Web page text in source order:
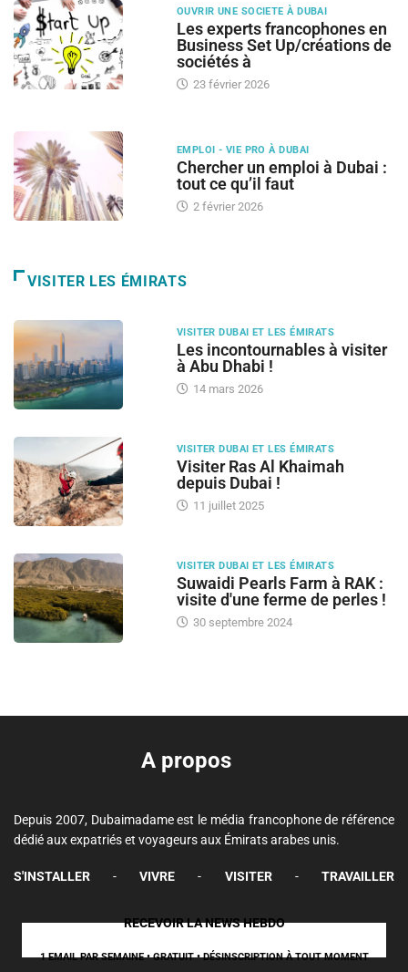
OUVRIR UNE SOCIETE À DUBAI
Les experts francophones en
Business Set Up/créations de
sociétés à
23 février 2026
EMPLOI - VIE PRO À DUBAI
Chercher un emploi à Dubai :
tout ce qu’il faut
2 février 2026
VISITER LES ÉMIRATS
VISITER DUBAI ET LES ÉMIRATS
Les incontournables à visiter
à Abu Dhabi !
14 mars 2026
VISITER DUBAI ET LES ÉMIRATS
Visiter Ras Al Khaimah
depuis Dubai !
11 juillet 2025
VISITER DUBAI ET LES ÉMIRATS
Suwaidi Pearls Farm à RAK :
visite d'une ferme de perles !
30 septembre 2024
A propos
Depuis 2007, Dubaimadame est le média francophone de référence
dédié aux expatriés et voyageurs aux Émirats arabes unis.
S'INSTALLER - VIVRE - VISITER - TRAVAILLER
RECEVOIR LA NEWS HEBDO
1 EMAIL PAR SEMAINE • GRATUIT • DÉSINSCRIPTION À TOUT MOMENT